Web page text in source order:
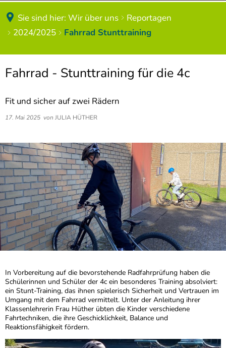
2021/2022
Forscherwerkstatt
Zirkusprojekte
Spendenaktionen
Impressionen
Schulbuchlisten
Materiallisten
Bildung und Teilhabe
Masernschutz
Zeittaktung
Speisepläne
Elternbriefe
Sie sind hier: Wir über uns
Reportagen
2024/2025
Fahrrad Stunttraining
Fahrrad - Stunttraining für die 4c
Fit und sicher auf zwei Rädern
17. Mai 2025 von JULIA HÜTHER
In Vorbereitung auf die bevorstehende Radfahrprüfung haben die
Schülerinnen und Schüler der 4c ein besonderes Training absolviert:
ein Stunt-Training, das ihnen spielerisch Sicherheit und Vertrauen im
Umgang mit dem Fahrrad vermittelt. Unter der Anleitung ihrer
Klassenlehrerin Frau Hüther übten die Kinder verschiedene
Fahrtechniken, die ihre Geschicklichkeit, Balance und
Reaktionsfähigkeit fördern.